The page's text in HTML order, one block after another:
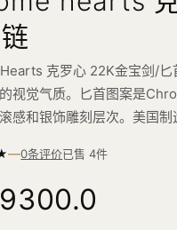
克罗心 22K金宝剑/
视觉气质。匕首图案是
感和银饰雕刻层次。美国制
—0条评价已售4件